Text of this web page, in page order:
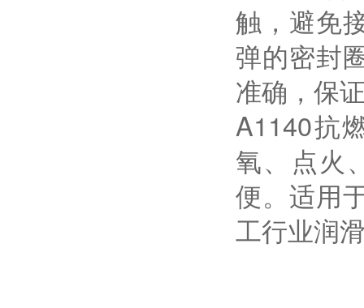
触，避免
弹的密封
准确，保
A1140抗
氧、点火
便。适用
工行业润